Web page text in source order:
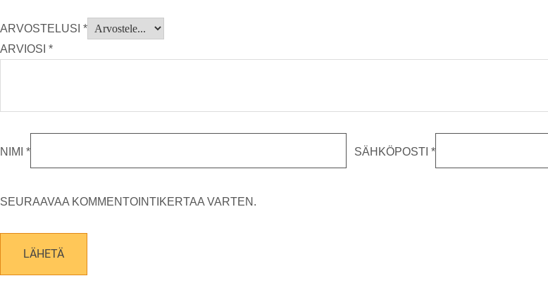
ARVOSTELUSI *
ARVIOSI *
NIMI * SÄHKÖPOSTI*
SEURAAVAA KOMMENTOINTIKERTAA VARTEN.